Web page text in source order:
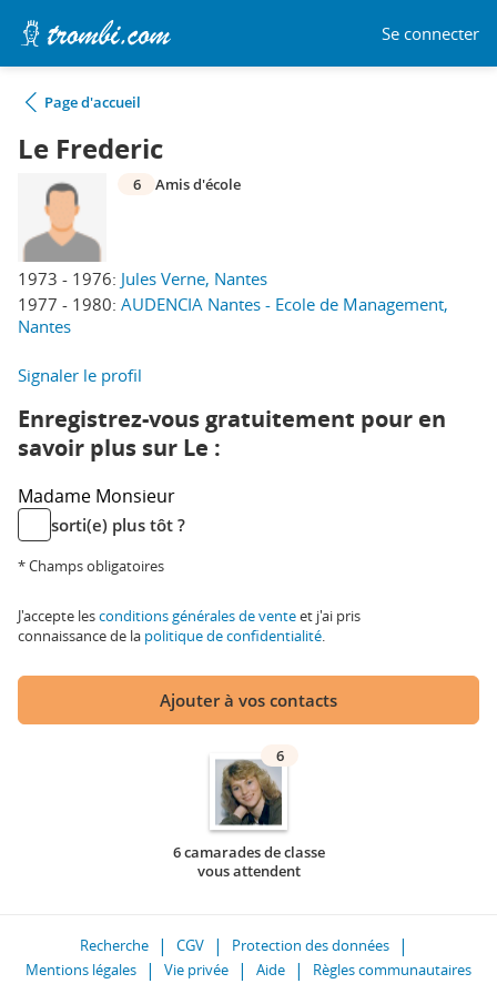
Se connecter
Page d'accueil
Le Frederic
1973 - 1976: Jules Verne, Nantes
1977 - 1980: AUDENCIA Nantes - Ecole de Management,
Nantes
6 Amis d'école
Signaler le profil
Enregistrez-vous gratuitement pour en
savoir plus sur Le :
Madame Monsieur
sorti(e) plus tôt ?
* Champs obligatoires
J'accepte lesconditions générales de venteet j'ai pris
connaissance de la politique de confidentialité.
Ajouter à vos contacts
6
6 camarades de classe
vous attendent
Recherche CGV
Protection des données
Mentions légales
Vie privée Aide
Règles communautaires